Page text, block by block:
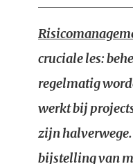
cruciale les:
regelmatig
werkt bij
zijn
bijstelling van